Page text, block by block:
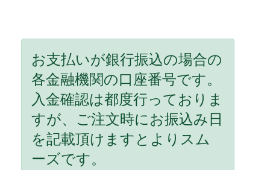
お支払いが銀行振込の場合の
各金融機関の口座番号です。
入金確認は都度行っておりま
すが、ご注文時にお振込み日
を記載頂けますとよりスム
ーズです。